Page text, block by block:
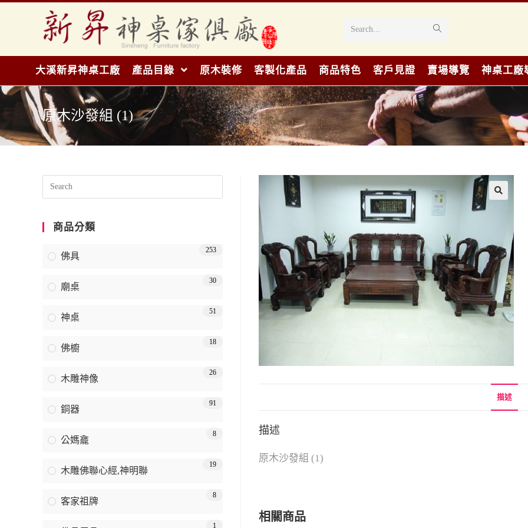
Search...
大溪新昇神桌工廠 產品目錄 原木裝修 客製化產品 商品特色 客戶見證 賣場導覽 神桌工廠
原木沙發組 (1)
描述
描述
原木沙發組 (1)
相關商品
商品分類
佛具
253
廟桌
30
神桌
51
佛櫥
18
木雕神像
26
銅器
91
公媽龕
8
木雕佛聯心經,神明聯
19
客家祖牌
8
1